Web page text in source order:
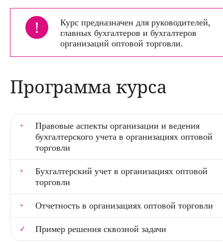
!
Курс предназначен для руководителей,
главных бухгалтеров и бухгалтеров
организаций оптовой торговли.
Программа курса
Правовые аспекты организации и ведения
бухгалтерского учета в организациях оптовой
торговли
Бухгалтерский учет в организациях оптовой
торговли
Отчетность в организациях оптовой торговли
Пример решения сквозной задачи